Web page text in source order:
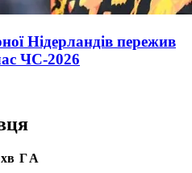
Нідерландів пережив
ЧС-2026
хв ГА